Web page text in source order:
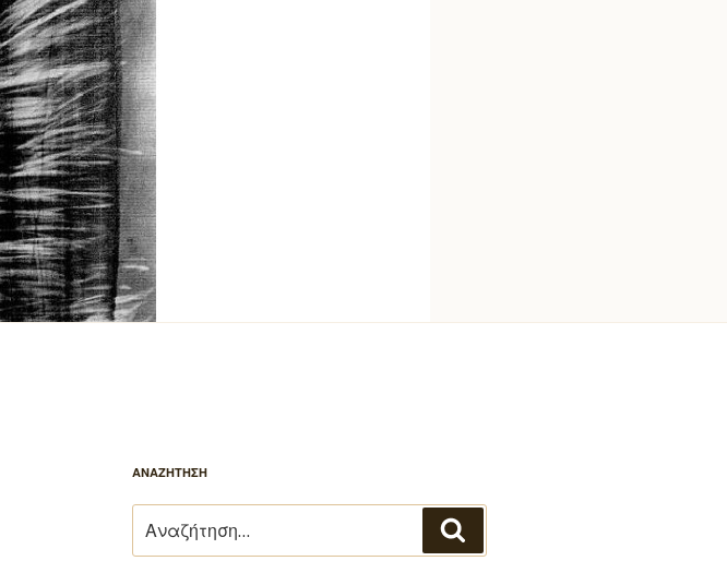
ΑΝΑΖΗΤΗΣΗ
για: